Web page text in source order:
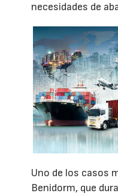
necesidades de
Uno de los casos
Benidorm, que